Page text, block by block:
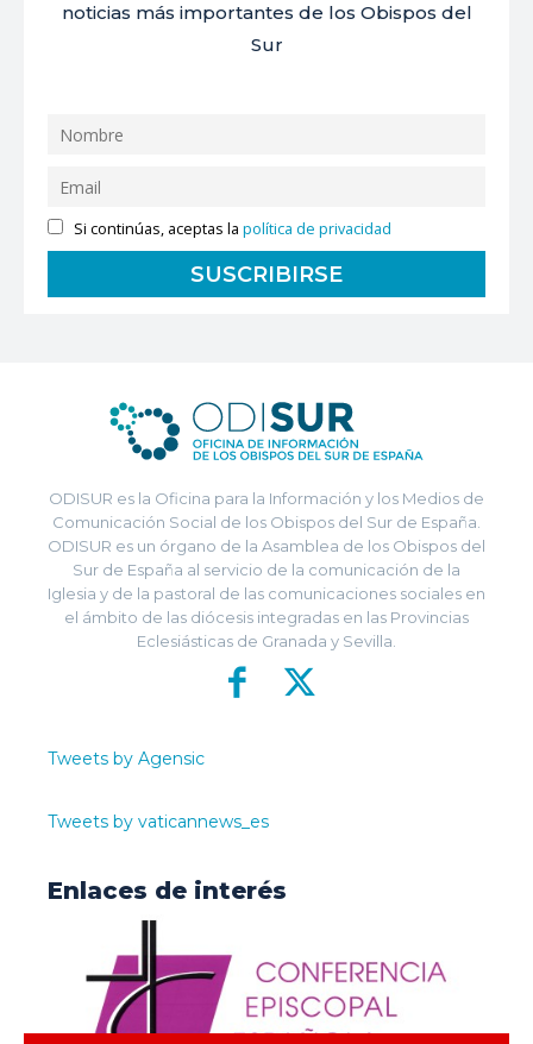
noticias más importantes de los Obispos del
Sur
Si continúas, aceptas lapolítica de privacidad
ODISUR es la Oficina para la Información y los Medios de
Comunicación Social de los Obispos del Sur de España.
ODISUR es un órgano de la Asamblea de los Obispos del
Sur de España al servicio de la comunicación de la
Iglesia y de la pastoral de las comunicaciones sociales en
el ámbito de las diócesis integradas en las Provincias
Eclesiásticas de Granada y Sevilla.
Tweets by Agensic
Tweets by vaticannews_es
Enlaces de interés